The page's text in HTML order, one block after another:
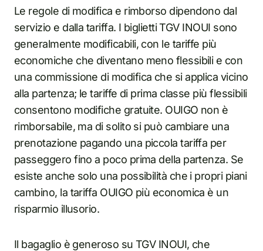
Le regole di modifica e rimborso dipendono dal
servizio e dalla tariffa. I biglietti TGV INOUI sono
generalmente modificabili, con le tariffe più
economiche che diventano meno flessibili e con
una commissione di modifica che si applica vicino
alla partenza; le tariffe di prima classe più flessibili
consentono modifiche gratuite. OUIGO non è
rimborsabile, ma di solito si può cambiare una
prenotazione pagando una piccola tariffa per
passeggero fino a poco prima della partenza. Se
esiste anche solo una possibilità che i propri piani
cambino, la tariffa OUIGO più economica è un
risparmio illusorio.
Il bagaglio è generoso su TGV INOUI, che